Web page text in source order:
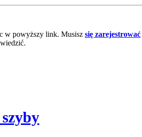
w powyższy link. Musisz się zarejestrować